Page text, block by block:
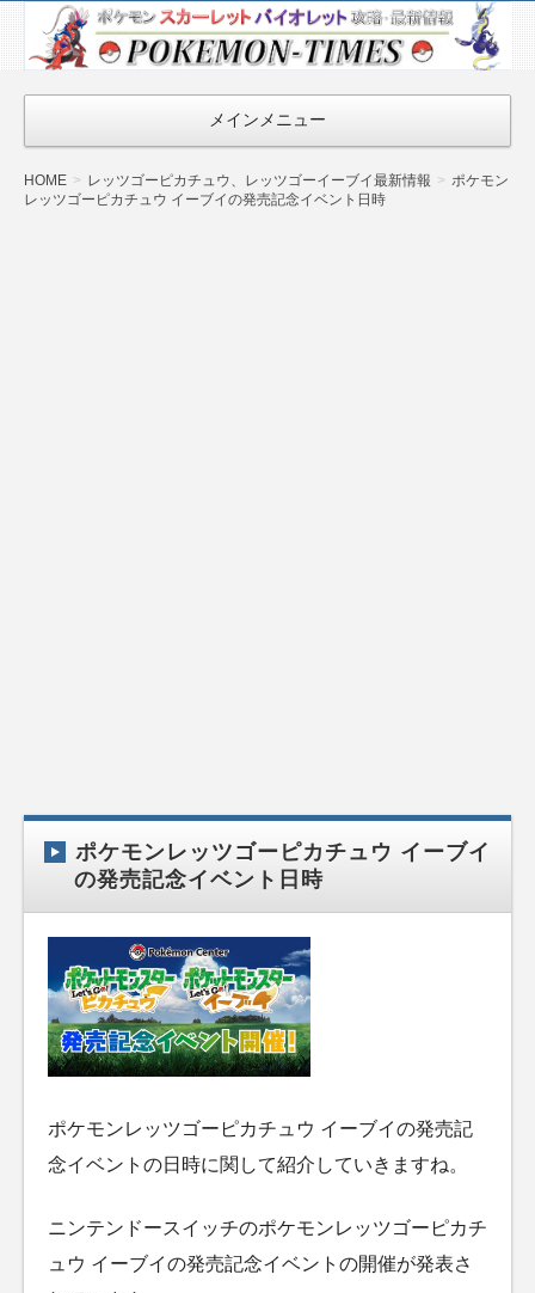
ポケモン最新
情報まとめ
『POKEMON-
TIMES』
メインメニュー
HOME レッツゴーピカチュウ、レッツゴーイーブイ最新情報
ポケモン
レッツゴーピカチュウ イーブイの発売記念イベント日時
ポケモンレッツゴーピカチュウ イーブイ
の発売記念イベント日時
ポケモンレッツゴーピカチュウ イーブイの発売記
念イベントの日時に関して紹介していきますね。
ニンテンドースイッチのポケモンレッツゴーピカチ
ュウ イーブイの発売記念イベントの開催が発表さ